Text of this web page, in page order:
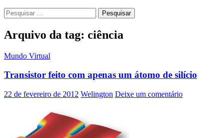
Pesquisar
por:
Arquivo da tag: ciência
Mundo Virtual
Transistor feito com apenas um átomo de silício
22 de fevereiro de 2012 Welington Deixe um comentário